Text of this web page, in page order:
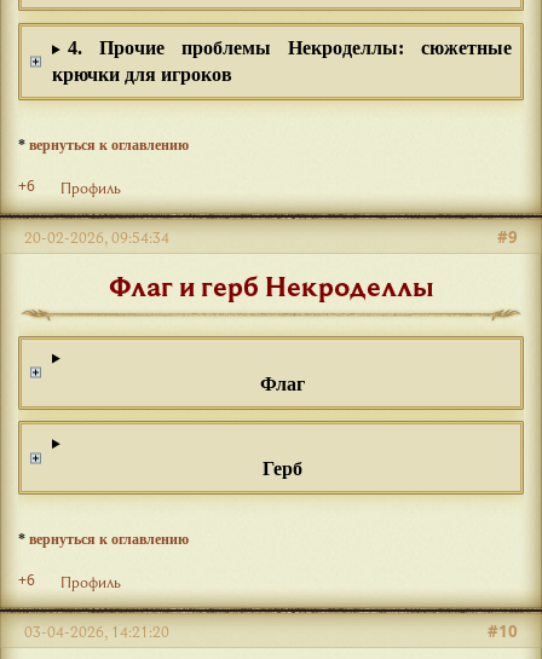
4. Прочие проблемы Некроделлы: сюжетные
крючки для игроков
* вернуться к оглавлению
+6 Профиль
#9
20-02-2026, 09:54:34
Флаг и герб Некроделлы
Флаг
Герб
* вернуться к оглавлению
+6 Профиль
#10
03-04-2026, 14:21:20